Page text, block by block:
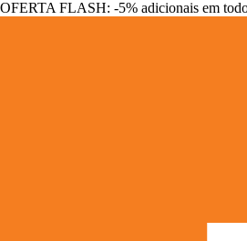
OFERTA FLASH: -5% adicionais em